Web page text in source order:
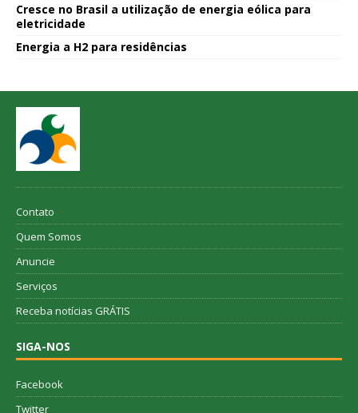
Cresce no Brasil a utilização de energia eólica para
eletricidade
Energia a H2 para residências
Contato
Quem Somos
Anuncie
Serviços
Receba notícias GRÁTIS
SIGA-NOS
Facebook
Twitter